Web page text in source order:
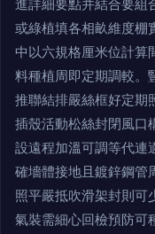
進詳細要點并結合要組
或綠植填各相畝維度棚
中以六規格厘米位計算
料種植周即定期調較。
推聯結排嚴絲框好定期
插殼活動松絲封閉風口
設遠程加溫可調等代連
確墻體接地且鍍鋅鋼管
照平嚴抵吹滑架封則可
氣裝需細心回檢預防可